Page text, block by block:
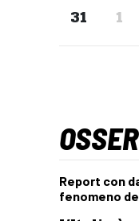
31
1
Report con
fenomeno